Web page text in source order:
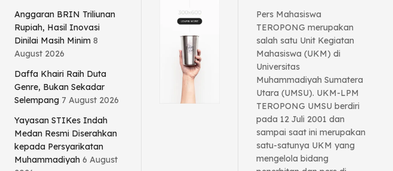
Anggaran BRIN Triliunan
Rupiah, Hasil Inovasi
Dinilai Masih Minim 8
August 2026
Daffa Khairi Raih Duta
Genre, Bukan Sekadar
Selempang 7 August 2026
Yayasan STIKes Indah
Medan Resmi Diserahkan
kepada Persyarikatan
Muhammadiyah 6 August
Pers Mahasiswa
TEROPONG merupakan
salah satu Unit Kegiatan
Mahasiswa (UKM) di
Universitas
Muhammadiyah Sumatera
Utara (UMSU). UKM-LPM
TEROPONG UMSU berdiri
pada 12 Juli 2001 dan
sampai saat ini merupakan
satu-satunya UKM yang
mengelola bidang